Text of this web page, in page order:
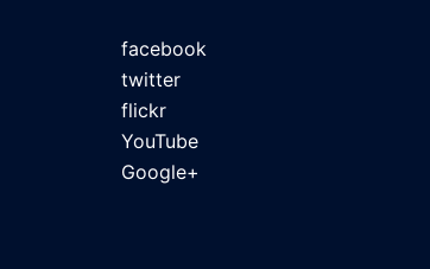
facebook
twitter
flickr
YouTube
Google+